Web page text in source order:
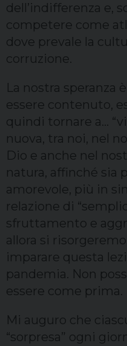
dell’indifferenza e,
competere come
dove prevale la
corruzione.
La nostra speranza
essere contenuto,
quindi tornare a…
nuova, tra noi, nel
Dio e anche nel
natura, affinché sia
amorevole, più in
relazione di
sfruttamento e
allora si
imparare questa
pandemia. Non
essere come prima.
Mi auguro che
“sorpresa” ogni